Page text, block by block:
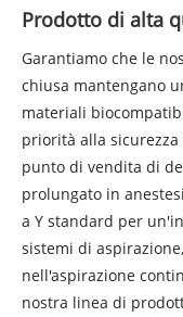
Prodotto di alta
Garantiamo che le
chiusa mantengano
materiali
priorità alla
punto di vendita di
prolungato in
a Y standard per
sistemi di
nell'aspirazione
nostra linea di